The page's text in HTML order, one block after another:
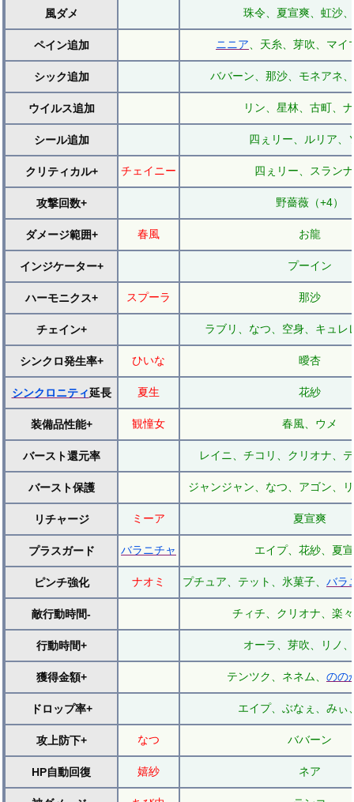
風ダメ 珠令、夏宣爽、虹沙
ペイン追加 ニニア 、天糸、芽吹、マイ
シック追加 ババーン、那沙、モネアネ、
ウイルス追加 リン、星林、古町、
シール追加 四ぇリー、ルリア、
クリティカル+ チェイニー 四ぇリー、スラン
攻撃回数+ 野薔薇（+4）
ダメージ範囲+ 春風 お龍
インジケーター+ プーイン
ハーモニクス+ スプーラ 那沙
チェイン+ ラブリ、なつ、空身、キュレ
シンクロ発生率+ ひいな 曖杏
シンクロニティ延長 夏生 花紗
装備品性能+ 観憧女 春風、ウメ
バースト還元率 レイニ、チコリ、クリオナ、
バースト保護 ジャンジャン、なつ、アゴン、
リチャージ ミーア 夏宣爽
プラスガード バラニチャ エイプ、花紗、夏
ピンチ強化 ナオミ プチュア、テット、氷菓子、 バラ
敵行動時間- チィチ、クリオナ、楽
行動時間+ オーラ、芽吹、リノ
獲得金額+ テンツク、ネネム、 のの
ドロップ率+ エイプ、ぶなぇ、みぃ
攻上防下+ なつ ババーン
HP自動回復 嬉紗 ネア